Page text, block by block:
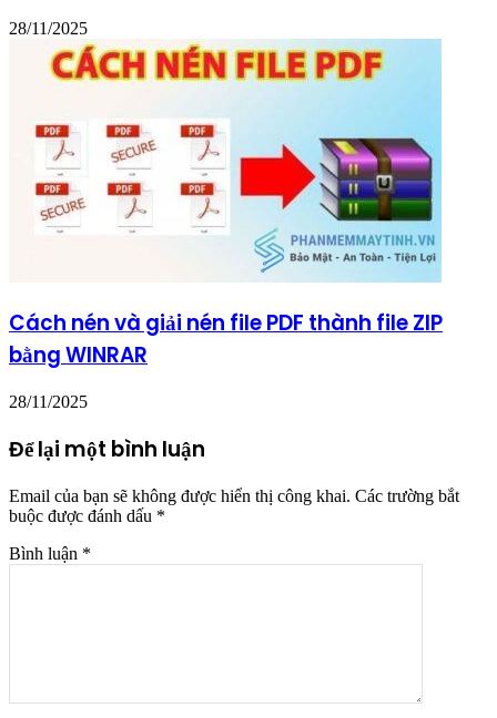
28/11/2025
Cách nén và giải nén file PDF thành file ZIP
bằng WINRAR
28/11/2025
Để lại một bình luận
Email của bạn sẽ không được hiển thị công khai. Các trường bắt
buộc được đánh dấu *
Bình luận *